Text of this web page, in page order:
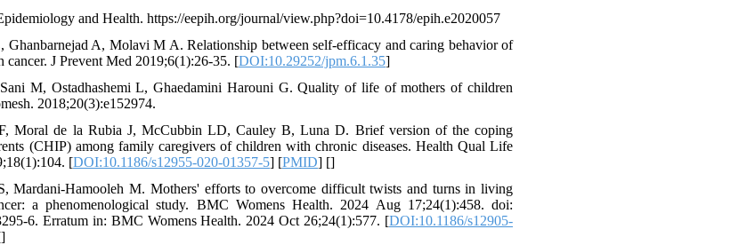
and Health. https://eepih.org/journal/view.php?doi=10.4178/epih.e2020057
Ghanbarnejad A, Molavi M A. Relationship between self-efficacy and caring behavior of
cancer. J Prevent Med 2019;6(1):26-35. [DOI:10.29252/jpm.6.1.35]
M, Ostadhashemi L, Ghaedamini Harouni G. Quality of life of mothers of children
2018;20(3):e152974.
F, Moral de la Rubia J, McCubbin LD, Cauley B, Luna D. Brief version of the coping
(CHIP) among family caregivers of children with chronic diseases. Health Qual Life
[DOI:10.1186/s12955-020-01357-5] [PMID] []
Mardani-Hamooleh M. Mothers' efforts to overcome difficult twists and turns in living
a phenomenological study. BMC Womens Health. 2024 Aug 17;24(1):458. doi:
6. Erratum in: BMC Womens Health. 2024 Oct 26;24(1):577. [DOI:10.1186/s12905-
]